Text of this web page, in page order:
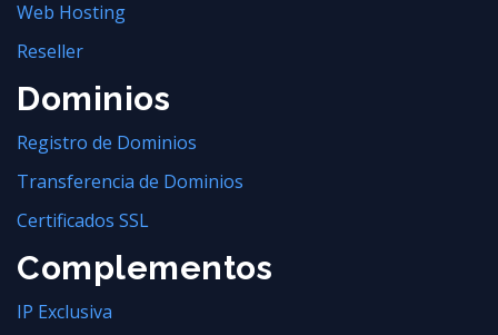
Web Hosting
Reseller
Dominios
Registro de Dominios
Transferencia de Dominios
Certificados SSL
Complementos
IP Exclusiva